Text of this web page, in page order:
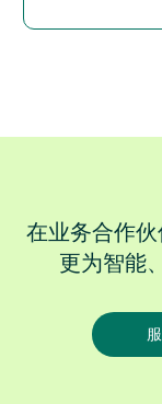
在业务合作
更为智能